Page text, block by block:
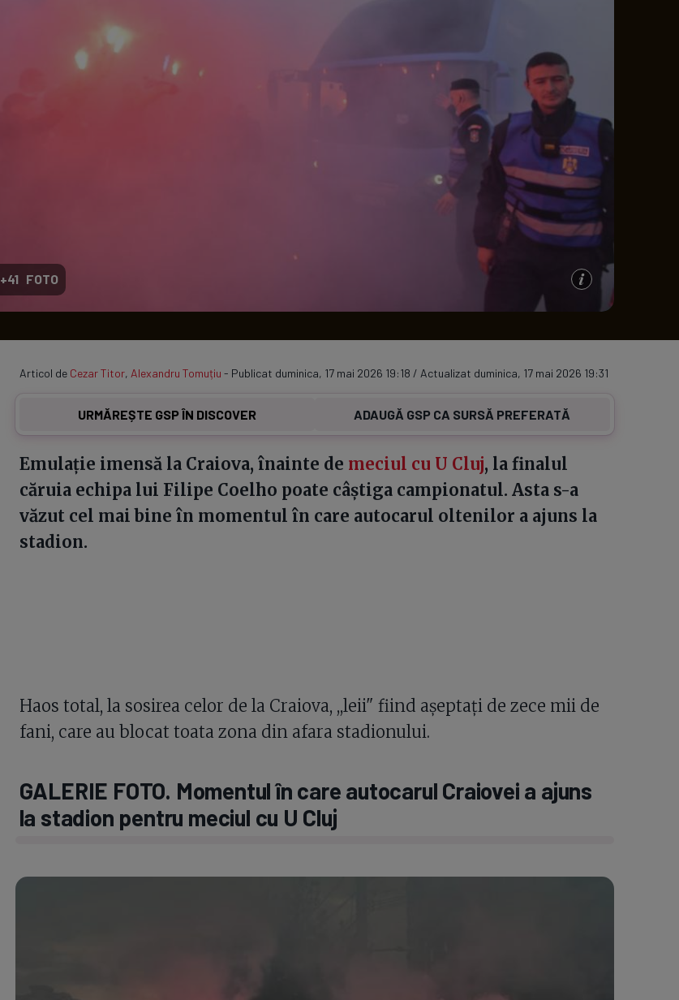
+41 FOTO
Articol de Cezar Titor, Alexandru Tomuțiu - Publicat duminica, 17 mai 2026 19:18 / Actualizat duminica, 17 mai 2026 19:31
URMĂREȘTE GSP ÎN DISCOVER ADAUGĂ GSP CA SURSĂ PREFERATĂ
Emulație imensă la Craiova, înainte de meciul cu U Cluj, la finalul
căruia echipa lui Filipe Coelho poate câștiga campionatul. Asta s-a
văzut cel mai bine în momentul în care autocarul oltenilor a ajuns la
stadion.
Haos total, la sosirea celor de la Craiova, ,,leii" fiind așeptați de zece mii de
fani, care au blocat toata zona din afara stadionului.
GALERIE FOTO. Momentul în care autocarul Craiovei a ajuns
la stadion pentru meciul cu U Cluj